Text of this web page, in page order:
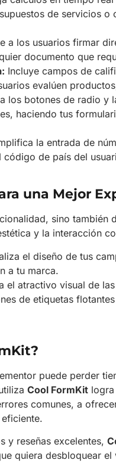
de servicios o
a los usuarios firmar
documento que
Incluye campos de
evalúen
los botones de radio y
haciendo tus
la entrada de
código de país del
una Mejor
sino también
y la interacción
el diseño de tus
a tu marca.
el atractivo visual de
de etiquetas
puede perder
Cool FormKit
comunes, a
y reseñas excelentes,
quiera desbloquear